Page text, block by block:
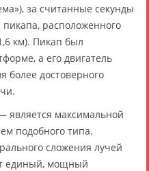
за считанные секунды
пикапа, расположенного
км). Пикап был
а его двигатель
более достоверного
максимальной
подобного типа.
сложения лучей
единый, мощный